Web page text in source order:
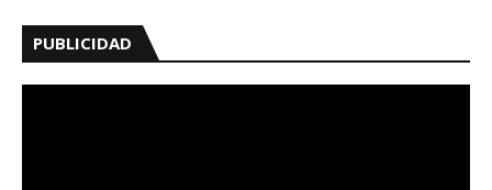
PUBLICIDAD